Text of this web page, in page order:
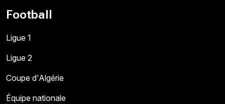
Football
Ligue 1
Ligue 2
Coupe d'Algérie
Équipe nationale